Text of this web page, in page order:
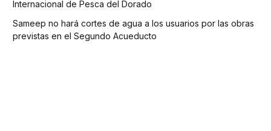
Internacional de Pesca del Dorado
Sameep no hará cortes de agua a los usuarios por las obras
previstas en el Segundo Acueducto